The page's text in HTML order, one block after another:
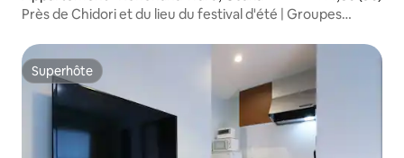
Près de Chidori et du lieu du festival d'été | Groupes
Superhôte
Superhôte